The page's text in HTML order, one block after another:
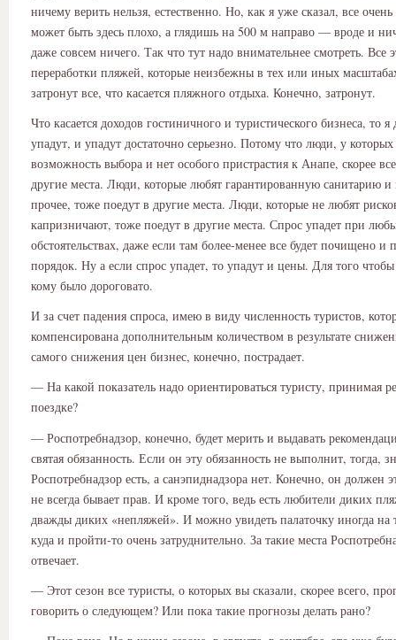
ничему верить нельзя, естественно. Но, как я уже сказал, все
может быть здесь плохо, а глядишь на 500 м направо — вроде и
даже совсем ничего. Так что тут надо внимательнее смотреть. Все
переработки пляжей, которые неизбежны в тех или иных
затронут все, что касается пляжного отдыха. Конечно, затронут.
Что касается доходов гостиничного и туристического бизнеса, то
упадут, и упадут достаточно серьезно. Потому что люди, у которых
возможность выбора и нет особого пристрастия к Анапе, скорее
другие места. Люди, которые любят гарантированную санитарию и
прочее, тоже поедут в другие места. Люди, которые не любят
капризничают, тоже поедут в другие места. Спрос упадет при
обстоятельствах, даже если там более-менее все будет почищено и
порядок. Ну а если спрос упадет, то упадут и цены. Для того чтобы
кому было дороговато.
И за счет падения спроса, имею в виду численность туристов,
компенсирована дополнительным количеством в результате
самого снижения цен бизнес, конечно, пострадает.
— На какой показатель надо ориентироваться туристу, принимая
поездке?
— Роспотребнадзор, конечно, будет мерить и выдавать
святая обязанность. Если он эту обязанность не выполнит, тогда,
Роспотребнадзор есть, а санэпиднадзора нет. Конечно, он должен
не всегда бывает прав. И кроме того, ведь есть любители диких
дважды диких «непляжей». И можно увидеть палаточку иногда на
куда и пройти-то очень затруднительно. За такие места
отвечает.
— Этот сезон все туристы, о которых вы сказали, скорее всего,
говорить о следующем? Или пока такие прогнозы делать рано?